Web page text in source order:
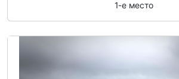
1-e место